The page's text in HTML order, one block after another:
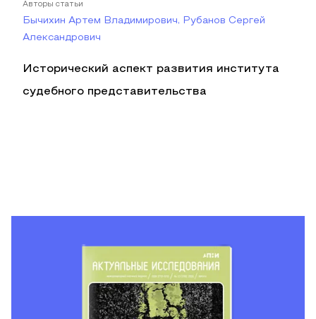
Авторы статьи
Бычихин Артем Владимирович, Рубанов Сергей
Александрович
Исторический аспект развития института
судебного представительства